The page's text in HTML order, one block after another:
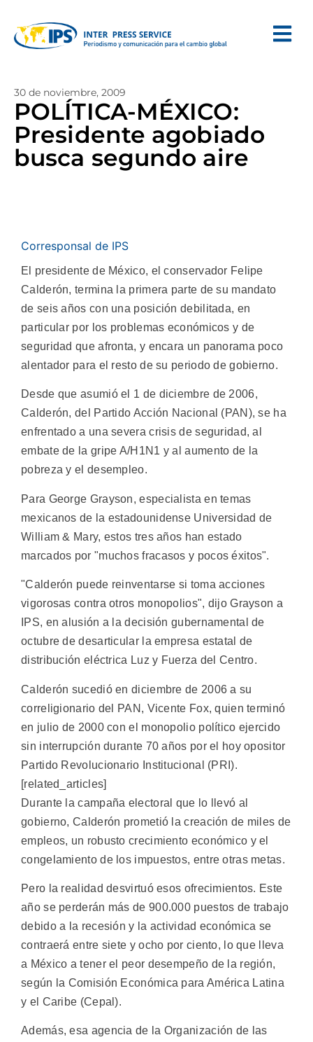
30 de noviembre, 2009
POLÍTICA-MÉXICO:
Presidente agobiado
busca segundo aire
Corresponsal de IPS
El presidente de México, el conservador Felipe
Calderón, termina la primera parte de su mandato
de seis años con una posición debilitada, en
particular por los problemas económicos y de
seguridad que afronta, y encara un panorama poco
alentador para el resto de su periodo de gobierno.
Desde que asumió el 1 de diciembre de 2006,
Calderón, del Partido Acción Nacional (PAN), se ha
enfrentado a una severa crisis de seguridad, al
embate de la gripe A/H1N1 y al aumento de la
pobreza y el desempleo.
Para George Grayson, especialista en temas
mexicanos de la estadounidense Universidad de
William & Mary, estos tres años han estado
marcados por "muchos fracasos y pocos éxitos".
"Calderón puede reinventarse si toma acciones
vigorosas contra otros monopolios", dijo Grayson a
IPS, en alusión a la decisión gubernamental de
octubre de desarticular la empresa estatal de
distribución eléctrica Luz y Fuerza del Centro.
Calderón sucedió en diciembre de 2006 a su
correligionario del PAN, Vicente Fox, quien terminó
en julio de 2000 con el monopolio político ejercido
sin interrupción durante 70 años por el hoy opositor
Partido Revolucionario Institucional (PRI).
[related_articles]
Durante la campaña electoral que lo llevó al
gobierno, Calderón prometió la creación de miles de
empleos, un robusto crecimiento económico y el
congelamiento de los impuestos, entre otras metas.
Pero la realidad desvirtuó esos ofrecimientos. Este
año se perderán más de 900.000 puestos de trabajo
debido a la recesión y la actividad económica se
contraerá entre siete y ocho por ciento, lo que lleva
a México a tener el peor desempeño de la región,
según la Comisión Económica para América Latina
y el Caribe (Cepal).
Además, esa agencia de la Organización de las